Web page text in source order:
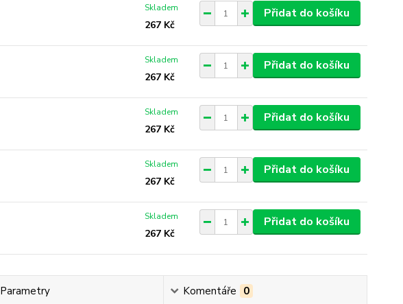
267 Kč
Skladem Přidat do košíku
267 Kč
Skladem Přidat do košíku
267 Kč
Skladem Přidat do košíku
267 Kč
Skladem Přidat do košíku
267 Kč
Skladem Přidat do košíku
Parametry Komentáře 0